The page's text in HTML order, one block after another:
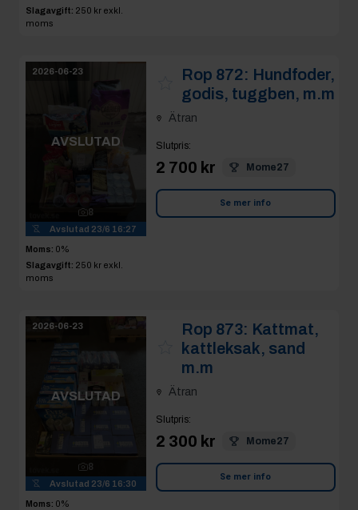
Slagavgift: 250 kr exkl.
moms
2026-06-23
AVSLUTAD
8
Avslutad 23/6 16:27
Moms: 0%
Slagavgift: 250 kr exkl.
moms
Rop 872: Hundfoder,
godis, tuggben, m.m
Ätran
Slutpris:
2 700 kr Mome27
Se mer info
2026-06-23
AVSLUTAD
8
Avslutad 23/6 16:30
Moms: 0%
Rop 873: Kattmat,
kattleksak, sand
m.m
Ätran
Slutpris:
2 300 kr Mome27
Se mer info